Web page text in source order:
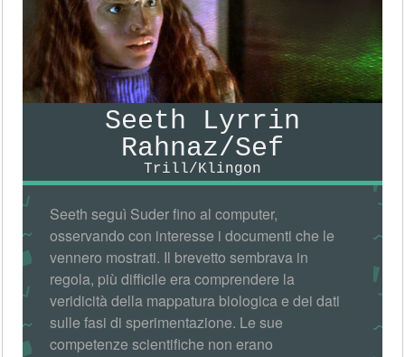
Seeth Lyrrin
Rahnaz/Sef
Trill/Klingon
Seeth seguì Suder fino al computer,
osservando con interesse i documenti che le
vennero mostrati. Il brevetto sembrava in
regola, più difficile era comprendere la
veridicità della mappatura biologica e dei dati
sulle fasi di sperimentazione. Le sue
competenze scientifiche non erano